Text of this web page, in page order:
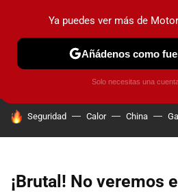
PRUEBAS COCHES ELÉCTRICOS
HOY SE HABLA DE
Seguridad Calor China
¡Brutal! No veremos
Ya puedes ver más de
Añádenos como
Solo necesitas una